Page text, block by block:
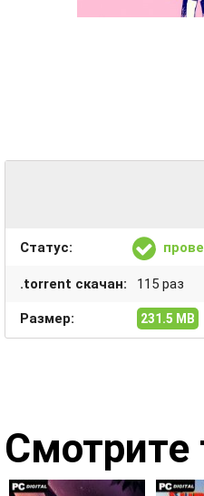
Статус:
.torrent скачан: 115 раз
Размер: 231.5 MB
Смотрите